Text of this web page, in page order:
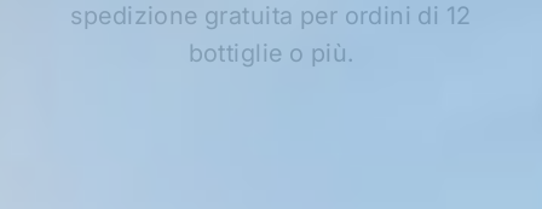
spedizione gratuita per ordini di 12
bottiglie o più.